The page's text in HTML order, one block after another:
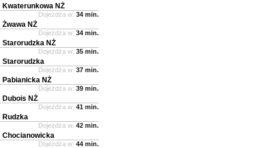
Kwaterunkowa NŻ
Dojeżdża w: 34 min.
Żwawa NŻ
Dojeżdża w: 34 min.
Starorudzka NŻ
Dojeżdża w: 35 min.
Starorudzka
Dojeżdża w: 37 min.
Pabianicka NŻ
Dojeżdża w: 39 min.
Dubois NŻ
Dojeżdża w: 41 min.
Rudzka
Dojeżdża w: 42 min.
Chocianowicka
Dojeżdża w: 44 min.